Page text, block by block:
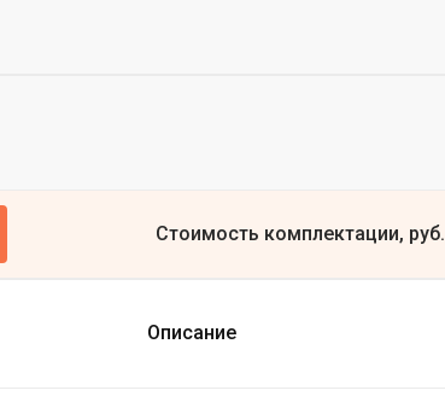
Стоимость комплектации, руб.
Описание